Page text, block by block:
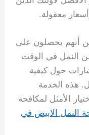
معقولة.
أنهم يحصلون على
النمل في الوقت
حول كيفية
هذه الخدمة
الأمثل لمكافحة
النمل الابيض في